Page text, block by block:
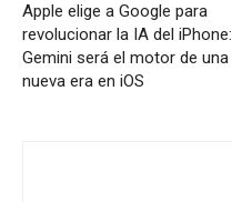
Apple elige a Google para
revolucionar la IA del iPhone:
Gemini será el motor de una
nueva era en iOS